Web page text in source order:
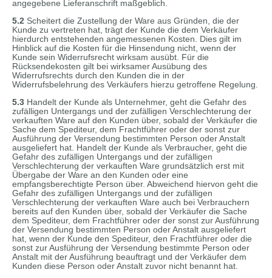
angegebene Lieferanschrift maßgeblich.
5.2 Scheitert die Zustellung der Ware aus Gründen, die der
Kunde zu vertreten hat, trägt der Kunde die dem Verkäufer
hierdurch entstehenden angemessenen Kosten. Dies gilt im
Hinblick auf die Kosten für die Hinsendung nicht, wenn der
Kunde sein Widerrufsrecht wirksam ausübt. Für die
Rücksendekosten gilt bei wirksamer Ausübung des
Widerrufsrechts durch den Kunden die in der
Widerrufsbelehrung des Verkäufers hierzu getroffene Regelung.
5.3 Handelt der Kunde als Unternehmer, geht die Gefahr des
zufälligen Untergangs und der zufälligen Verschlechterung der
verkauften Ware auf den Kunden über, sobald der Verkäufer die
Sache dem Spediteur, dem Frachtführer oder der sonst zur
Ausführung der Versendung bestimmten Person oder Anstalt
ausgeliefert hat. Handelt der Kunde als Verbraucher, geht die
Gefahr des zufälligen Untergangs und der zufälligen
Verschlechterung der verkauften Ware grundsätzlich erst mit
Übergabe der Ware an den Kunden oder eine
empfangsberechtigte Person über. Abweichend hiervon geht die
Gefahr des zufälligen Untergangs und der zufälligen
Verschlechterung der verkauften Ware auch bei Verbrauchern
bereits auf den Kunden über, sobald der Verkäufer die Sache
dem Spediteur, dem Frachtführer oder der sonst zur Ausführung
der Versendung bestimmten Person oder Anstalt ausgeliefert
hat, wenn der Kunde den Spediteur, den Frachtführer oder die
sonst zur Ausführung der Versendung bestimmte Person oder
Anstalt mit der Ausführung beauftragt und der Verkäufer dem
Kunden diese Person oder Anstalt zuvor nicht benannt hat.